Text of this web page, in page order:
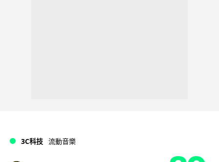
3C科技 流動音樂